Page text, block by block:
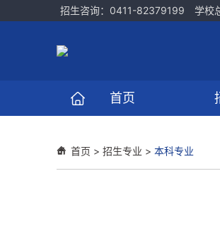
招生咨询：0411-82379199 学校
首页
首页 > 招生专业 > 本科专业